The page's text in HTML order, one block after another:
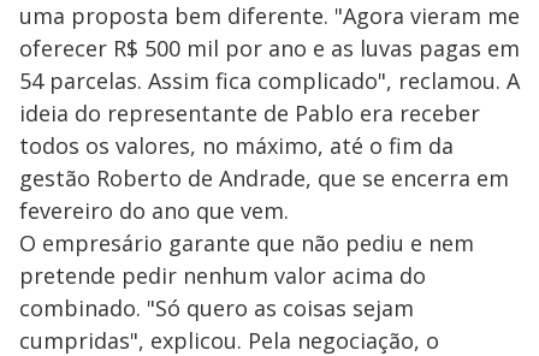
uma proposta bem diferente. "Agora vieram me
oferecer R$ 500 mil por ano e as luvas pagas em
54 parcelas. Assim fica complicado", reclamou. A
ideia do representante de Pablo era receber
todos os valores, no máximo, até o fim da
gestão Roberto de Andrade, que se encerra em
fevereiro do ano que vem.
O empresário garante que não pediu e nem
pretende pedir nenhum valor acima do
combinado. "Só quero as coisas sejam
cumpridas", explicou. Pela negociação, o